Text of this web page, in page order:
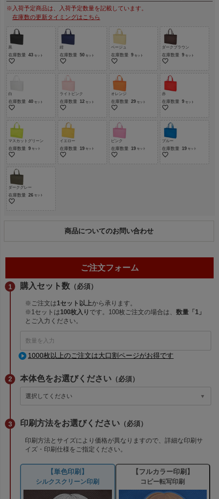
※入荷予定商品は、入荷予定数量を記載しています。
在庫数の更新タイミングはこちら
黒
在庫数量 43
紺
在庫数量 50
ベージュ
在庫数量 9
ダークブラウン
在庫数量 9
白
在庫数量 40
ライトピンク
在庫数量 12
オレンジ
在庫数量 29
赤
在庫数量 9
マスカットグリーン
在庫数量 9
イエロー
在庫数量 19
ピンク
在庫数量 19
ブルー
在庫数量 19
ダークグレー
在庫数量 26
商品についてのお問い合わせ
ご注文フォーム
購入セット数 （必須）
※ご注文は1セット以上から承ります。
※1セットは100枚入り です。100枚ご注文の場合は、数量「1」
とご入力ください。
1000枚以上のご注文は大口割ページがお得です
本体色をお選びください （必須）
印刷方法をお選びください （必須）
印刷方法とサイズにより価格が異なりますので、詳細な印刷サ
イズ・印刷仕様をご指定ください。
【単色印刷】
シルクスクリーン印刷
【フルカラー印刷】
コピー転写印刷